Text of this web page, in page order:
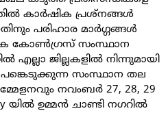
കാർഷിക പ്രശ്നങ്ങൾ
പരിഹാര മാർഗ്ഗങ്ങൾ
കോൺഗ്രസ് സംസ്ഥാന
എല്ലാ ജില്ലകളിൽ നിന്നുമായി
പങ്കെടുക്കുന്ന സംസ്ഥാന തല
നവംബർ 27, 28, 29
യിൽ ഉമ്മൻ ചാണ്ടി നഗറിൽ